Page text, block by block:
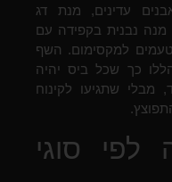
עדינים, מנת דג
מנה נבנית בקפידה עם
למקסימום. השף
כך שכל ביס יהיה
מבלי שתגיעו לקינוח
לפי סוגי